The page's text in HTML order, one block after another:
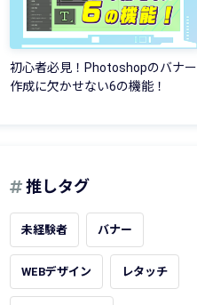
初心者必見！Photoshopのバナー
作成に欠かせない6の機能！
推しタグ
未経験者 バナー
WEBデザイン レタッチ